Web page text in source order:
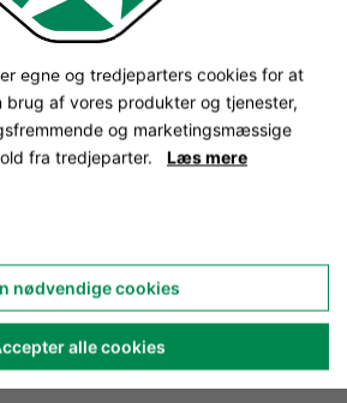
egne og tredjeparters cookies for at
brug af vores produkter og tjenester,
og marketingsmæssige
fra tredjeparter. Læs mere
nødvendige cookies
alle cookies